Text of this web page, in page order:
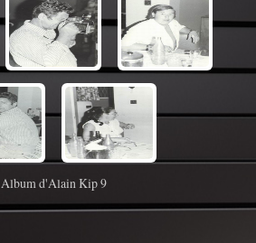
Album d'Alain Kip 9